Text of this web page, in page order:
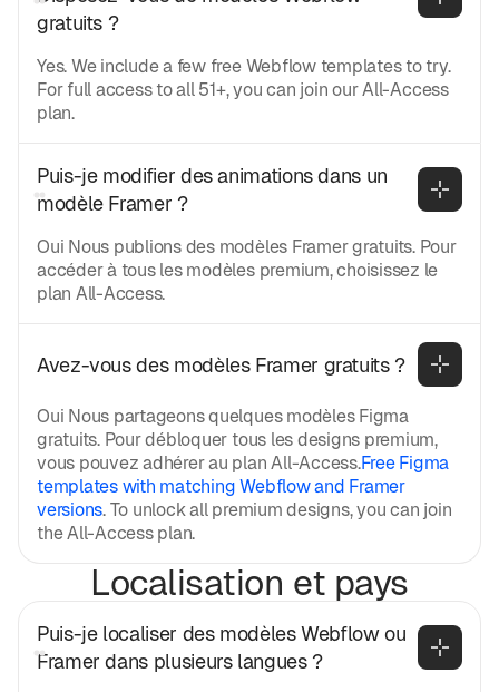
gratuits ?
Yes. We include a few free Webflow templates to try.
For full access to all 51+, you can join our All-Access
plan.
Puis-je modifier des animations dans un
modèle Framer ?
Oui Nous publions des modèles Framer gratuits. Pour
accéder à tous les modèles premium, choisissez le
plan All-Access.
Avez-vous des modèles Framer gratuits ?
Oui Nous partageons quelques modèles Figma
gratuits. Pour débloquer tous les designs premium,
vous pouvez adhérer au plan All-Access.Free Figma
templates with matching Webflow and Framer
versions. To unlock all premium designs, you can join
the All-Access plan.
Localisation et pays
Puis-je localiser des modèles Webflow ou
Framer dans plusieurs langues ?